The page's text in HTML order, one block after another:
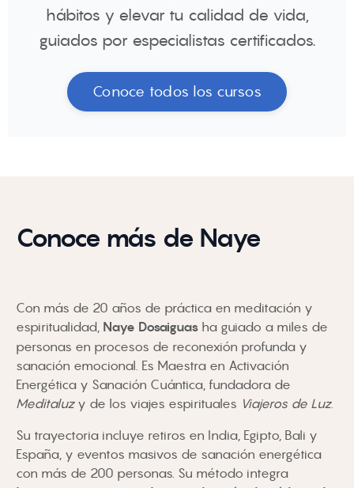
hábitos y elevar tu calidad de vida,
guiados por especialistas certificados.
Conoce todos los cursos
Conoce más de Naye
Con más de 20 años de práctica en meditación y
espiritualidad, Naye Dosaiguas ha guiado a miles de
personas en procesos de reconexión profunda y
sanación emocional. Es Maestra en Activación
Energética y Sanación Cuántica, fundadora de
Meditaluzy de los viajes espirituales Viajeros de Luz.
Su trayectoria incluye retiros en India, Egipto, Bali y
España, y eventos masivos de sanación energética
con más de 200 personas. Su método integra